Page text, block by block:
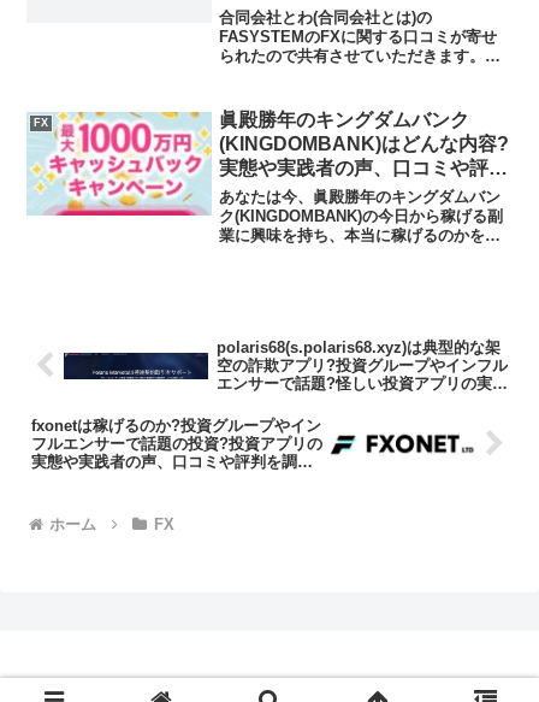
増えません
合同会社とわ(合同会社とは)の
FASYSTEMのFXに関する口コミが寄せ
られたので共有させていただきます。寄
もっと早く見ておけば良かったな、と思
いました。自分の無知さに...
FX
眞殿勝年のキングダムバンク
(KINGDOMBANK)はどんな内容?
実態や実践者の声、口コミや評判
を調査しました
あなたは今、眞殿勝年のキングダムバン
ク(KINGDOMBANK)の今日から稼げる副
業に興味を持ち、本当に稼げるのかを知
polaris68(s.polaris68.xyz)は典型的な架
空の詐欺アプリ?投資グループやインフル
エンサーで話題?怪しい投資アプリの実態
した
fxonetは稼げるのか?投資グループやイン
フルエンサーで話題の投資?投資アプリの
実態や実践者の声、口コミや評判を調査
ホーム FX